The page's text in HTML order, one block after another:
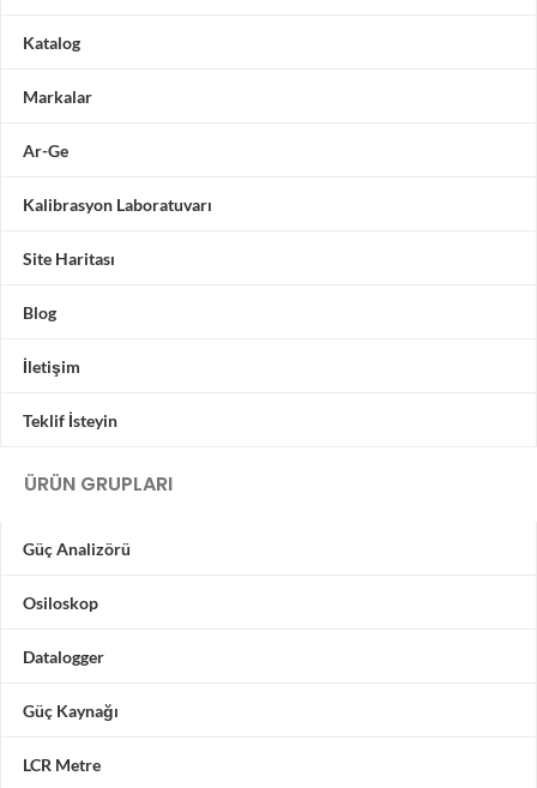
Katalog
Markalar
Ar-Ge
Kalibrasyon Laboratuvarı
Site Haritası
Blog
İletişim
Teklif İsteyin
ÜRÜN GRUPLARI
Güç Analizörü
Osiloskop
Datalogger
Güç Kaynağı
LCR Metre